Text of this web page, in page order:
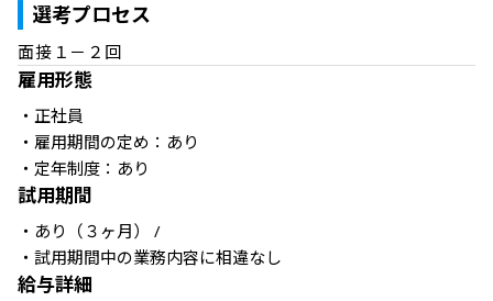
選考プロセス
面接１－２回
雇用形態
・正社員
・雇用期間の定め：あり
・定年制度：あり
試用期間
・あり（３ヶ月） /
・試用期間中の業務内容に相違なし
給与詳細